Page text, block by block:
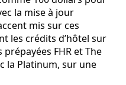
la mise à jour
mis sur ces
les crédits d’hôtel sur
FHR et The
la Platinum, sur une